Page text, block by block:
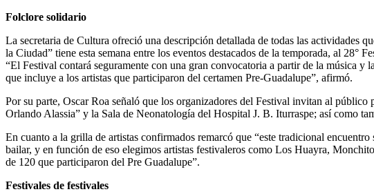
Folclore solidario
La secretaria de Cultura ofreció una descripción detallada de todas las actividades
la Ciudad” tiene esta semana entre los eventos destacados de la temporada, al 28°
“El Festival contará seguramente con una gran convocatoria a partir de la música
que incluye a los artistas que participaron del certamen Pre-Guadalupe”, afirmó.
Por su parte, Oscar Roa señaló que los organizadores del Festival invitan al
Orlando Alassia” y la Sala de Neonatología del Hospital J. B. Iturraspe; así como
En cuanto a la grilla de artistas confirmados remarcó que “este tradicional
bailar, y en función de eso elegimos artistas festivaleros como Los Huayra,
de 120 que participaron del Pre Guadalupe”.
Festivales de festivales